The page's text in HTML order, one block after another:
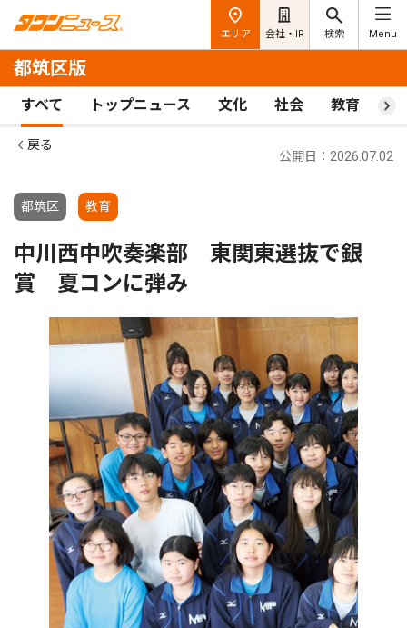
エリア 会社・IR 検索 Menu
都筑区版
すべて トップニュース 文化 社会 教育 ス
戻る
都筑区 教育
公開日：2026.07.02
中川西中吹奏楽部 東関東選抜で銀
賞 夏コンに弾み